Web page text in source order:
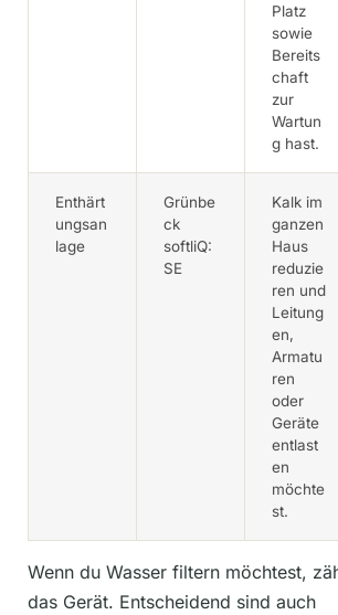
Platz
sowie
Bereits
chaft
zur
Wartun
g hast.
Enthärt
ungsan
lage
Grünbe
ck
softliQ:
SE
Kalk im
ganzen
Haus
reduzie
ren und
Leitung
en,
Armatu
ren
oder
Geräte
entlast
en
möchte
st.
Wenn du Wasser filtern möchtest,
das Gerät. Entscheidend sind auch